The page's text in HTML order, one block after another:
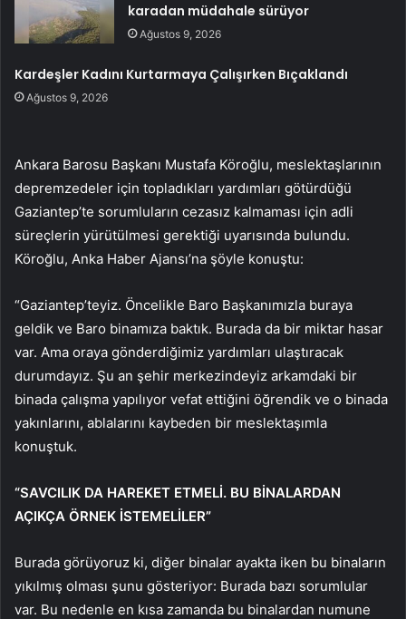
karadan müdahale sürüyor
Ağustos 9, 2026
Kardeşler Kadını Kurtarmaya Çalışırken Bıçaklandı
Ağustos 9, 2026
Ankara Barosu Başkanı Mustafa Köroğlu, meslektaşlarının
depremzedeler için topladıkları yardımları götürdüğü
Gaziantep’te sorumluların cezasız kalmaması için adli
süreçlerin yürütülmesi gerektiği uyarısında bulundu.
Köroğlu, Anka Haber Ajansı’na şöyle konuştu:
“Gaziantep’teyiz. Öncelikle Baro Başkanımızla buraya
geldik ve Baro binamıza baktık. Burada da bir miktar hasar
var. Ama oraya gönderdiğimiz yardımları ulaştıracak
durumdayız. Şu an şehir merkezindeyiz arkamdaki bir
binada çalışma yapılıyor vefat ettiğini öğrendik ve o binada
yakınlarını, ablalarını kaybeden bir meslektaşımla
konuştuk.
“SAVCILIK DA HAREKET ETMELİ. BU BİNALARDAN
AÇIKÇA ÖRNEK İSTEMELİLER”
Burada görüyoruz ki, diğer binalar ayakta iken bu binaların
yıkılmış olması şunu gösteriyor: Burada bazı sorumlular
var. Bu nedenle en kısa zamanda bu binalardan numune